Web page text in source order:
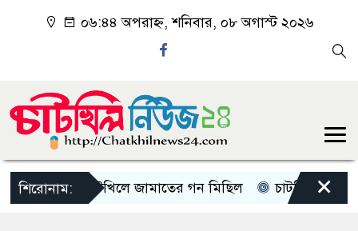
০৬:৪৪ অপরাহ্ন, শনিবার, ০৮ অগাস্ট ২০২৬
শিরোনাম:চাটখিলে জামাতের গন মিছিল চাটখিলে পানিতে
×